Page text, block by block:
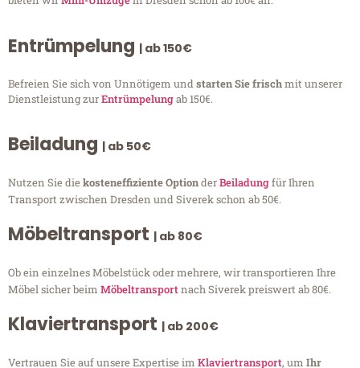
Entrümpelung | ab 150€
Befreien Sie sich von Unnötigem undstarten Sie frischmit unserer
Dienstleistung zurEntrümpelungab 150€.
Beiladung | ab 50€
Nutzen Sie diekosteneffiziente OptionderBeiladungfür Ihren
Transport zwischen Dresden und Siverek schon ab 50€.
Möbeltransport | ab 80€
Ob ein einzelnes Möbelstück oder mehrere, wir transportieren Ihre
Möbel sicher beim Möbeltransportnach Siverek preiswert ab 80€.
Klaviertransport | ab 200€
Vertrauen Sie auf unsere Expertise im Klaviertransport, um Ihr